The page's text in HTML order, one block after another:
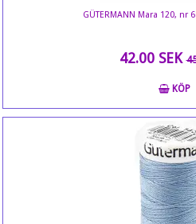
GÜTERMANN Mara 120, nr
42.00 SEK
KÖP